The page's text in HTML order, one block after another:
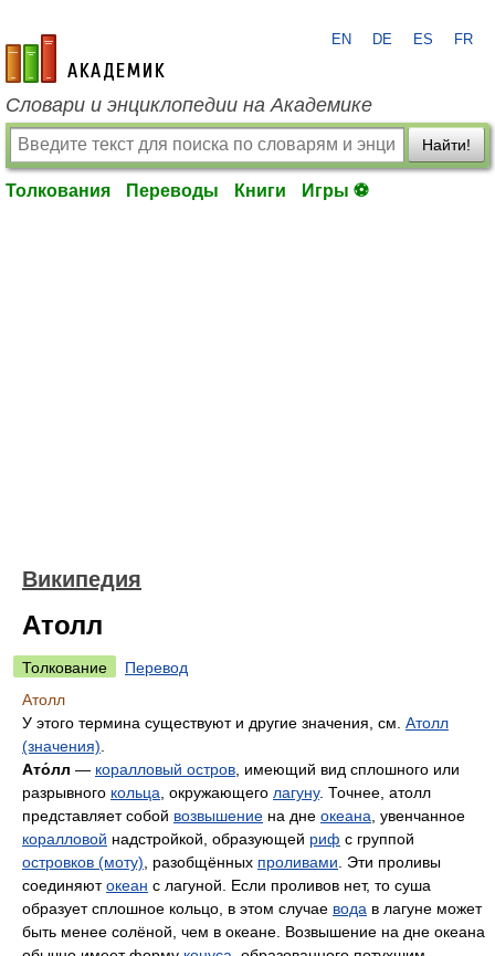
academic.ru
EN DE ES FR
Словари и энциклопедии на Академике
Найти!
Толкования Переводы Книги Игры ⚽
Википедия
Атолл
Толкование
Перевод
Атолл
У этого термина существуют и другие значения, см. Атолл
(значения)
Ато́лл — коралловый остров , имеющий вид сплошного или
разрывного кольца , окружающего лагуну. Точнее, атолл
представляет собой возвышение на дне океана , увенчанное
коралловой надстройкой, образующей риф с группой
островков (моту) , разобщённых проливами . Эти проливы
соединяютокеан с лагуной. Если проливов нет, то суша
образует сплошное кольцо, в этом случае вода в лагуне может
быть менее солёной, чем в океане. Возвышение на дне океана